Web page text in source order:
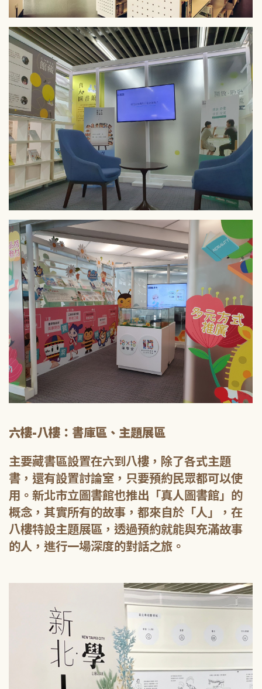
六樓-八樓：書庫區、主題展區
主要藏書區設置在六到八樓，除了各式主題
書，還有設置討論室，只要預約民眾都可以使
用。新北市立圖書館也推出「真人圖書館」的
概念，其實所有的故事，都來自於「人」，在
八樓特設主題展區，透過預約就能與充滿故事
的人，進行一場深度的對話之旅。